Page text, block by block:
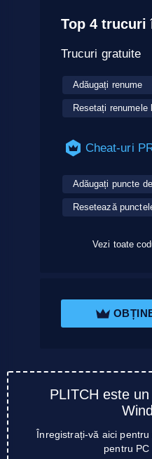
Top 4 trucuri
Trucuri gratuite
Adăugați renume
Resetați renumele
Cheat-uri
Adăugați puncte
Resetează
Vezi toate
PLITCH este
Înregistrați-vă aici
pentru